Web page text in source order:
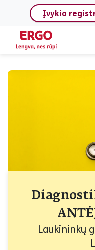
Įvykio
Laukininkų